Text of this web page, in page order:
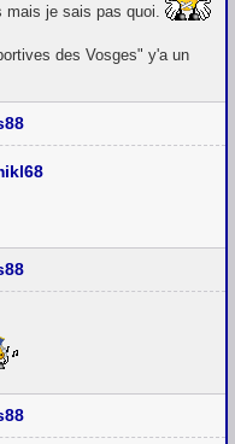
je sais pas quoi.
des Vosges" y'a un